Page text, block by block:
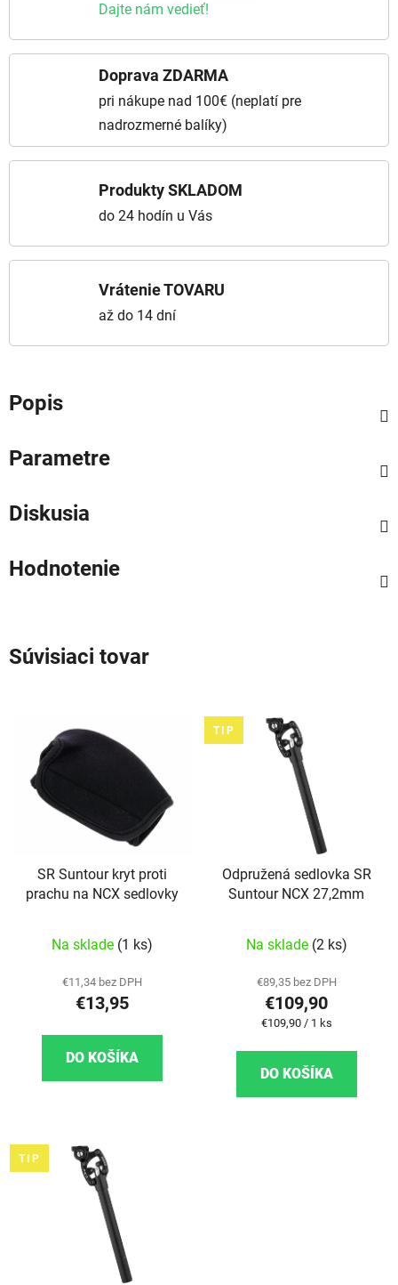
Dajte nám vedieť!
Doprava ZDARMA
pri nákupe nad 100€ (neplatí pre
nadrozmerné balíky)
Produkty SKLADOM
do 24 hodín u Vás
Vrátenie TOVARU
až do 14 dní
Popis
Parametre
Diskusia
Hodnotenie
Súvisiaci tovar
SR Suntour kryt proti
prachu na NCX sedlovky
Na sklade (1 ks)
€11,34 bez DPH
€13,95
DO KOŠÍKA
TIP
Odpružená sedlovka SR
Suntour NCX 27,2mm
Na sklade (2 ks)
€89,35 bez DPH
€109,90
Jednotková cena:
€109,90 / 1 ks
DO KOŠÍKA
TIP